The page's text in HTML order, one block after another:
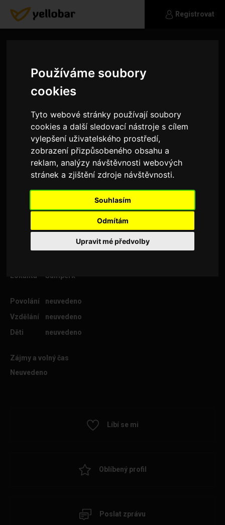
Používáme soubory
cookies
Tyto webové stránky používají soubory
cookies a další sledovací nástroje s cílem
vylepšení uživatelského prostředí,
zobrazení přizpůsobeného obsahu a
reklam, analýzy návštěvnosti webových
stránek a zjištění zdroje návštěvnosti.
Souhlasím
Odmítám
Upravit mé předvolby
Registrovat
bart01
kolo, lyžovani, hudba
Lokalita
Šumperk
Povolání
neuvedeno
Vzdělání
neuvedeno
Děti
neuvedeno
Zájmy a volný čas
Neuvedeno
Líbí se mi
Oblíbený profil
Poslat zprávu